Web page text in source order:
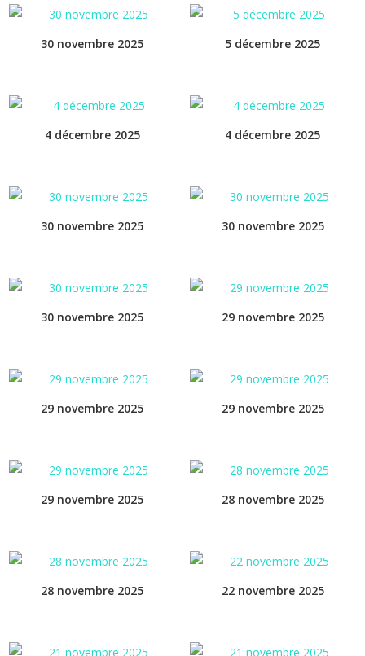
30 novembre 2025 5 décembre 2025
4 décembre 2025 4 décembre 2025
30 novembre 2025 30 novembre 2025
30 novembre 2025 29 novembre 2025
29 novembre 2025 29 novembre 2025
29 novembre 2025 28 novembre 2025
28 novembre 2025 22 novembre 2025